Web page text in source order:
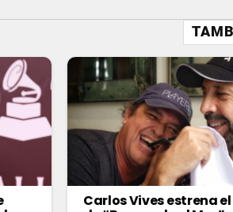
Carlos Vives estrena